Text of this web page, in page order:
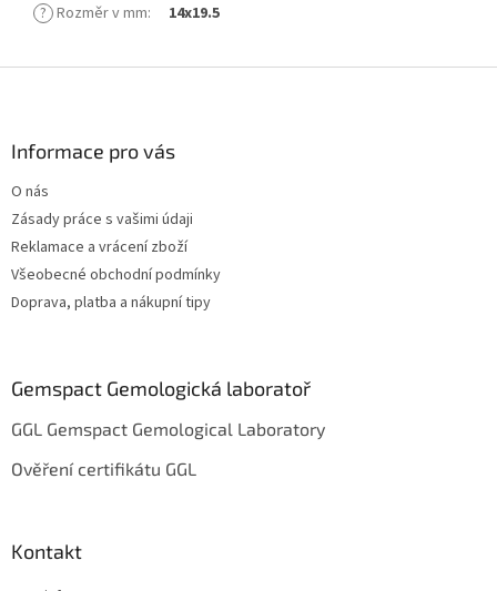
? Rozměr v mm: 14x19.5
Informace pro vás
O nás
Zásady práce s vašimi údaji
Reklamace a vrácení zboží
Všeobecné obchodní podmínky
Doprava, platba a nákupní tipy
Gemspact Gemologická laboratoř
GGL Gemspact Gemological Laboratory
Ověření certifikátu GGL
Kontakt